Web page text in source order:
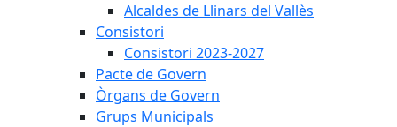
Alcaldes de Llinars del Vallès
Consistori
Consistori 2023-2027
Pacte de Govern
Òrgans de Govern
Grups Municipals